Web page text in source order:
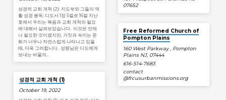
성경적 교회 개척 (2): 지도부와 그들의 역
활 성경 봉독: 디도서 1장 5절로 16절 지난
호에서 우리는 복음과 교회 개척의 필요
에 대해서 살펴보았습니다. 이것은 언제
나 필요한 것이겠지만, 거짓과 속이는 문
화가 너무나 자연스럽게 나타나고 있을
때, 더욱 그러합니다. 성령님은 디도에게
보내는 바울의…
성경적 교회 개척 (1)
October 19, 2022
07652
Free Reformed Church of
Pompton Plains
160 West Parkway , Pompton
Plains NJ, 07444
616-514-7683
contact​
@frcusurbanmissions.org